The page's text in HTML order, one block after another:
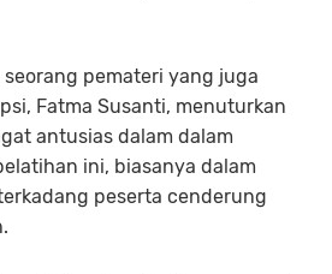
pemateri yang juga
Fatma Susanti, menuturkan
antusias dalam dalam
ini, biasanya dalam
peserta cenderung